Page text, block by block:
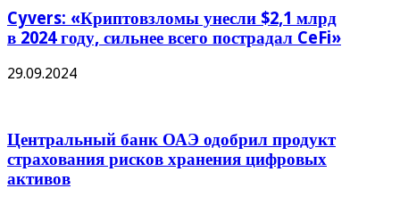
Cyvers: «Криптовзломы унесли $2,1 млрд
в 2024 году, сильнее всего пострадал CeFi»
29.09.2024
Центральный банк ОАЭ одобрил продукт
страхования рисков хранения цифровых
активов